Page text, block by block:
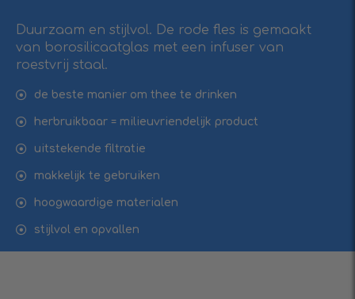
Duurzaam en stijlvol. De rode fles is gemaakt
van borosilicaatglas met een infuser van
roestvrij staal.
de beste manier om thee te drinken
herbruikbaar = milieuvriendelijk product
uitstekende filtratie
makkelijk te gebruiken
hoogwaardige materialen
stijlvol en opvallen